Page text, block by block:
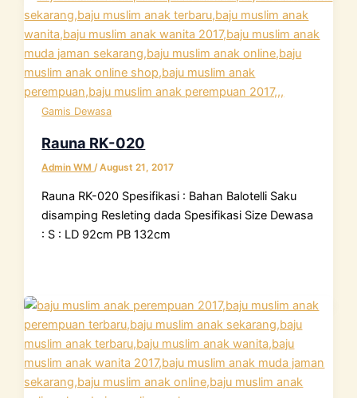
Gamis Dewasa
Rauna RK-020
Admin WM/August 21, 2017
Rauna RK-020 Spesifikasi : Bahan Balotelli Saku
disamping Resleting dada Spesifikasi Size Dewasa
: S : LD 92cm PB 132cm